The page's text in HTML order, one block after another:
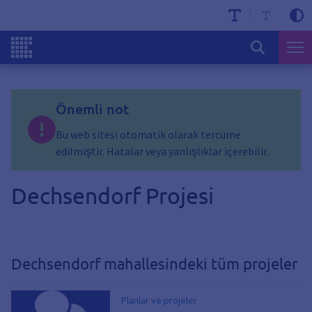
Önemli not
Bu web sitesi otomatik olarak tercüme
edilmiştir. Hatalar veya yanlışlıklar içerebilir.
Dechsendorf Projesi
Dechsendorf mahallesindeki tüm projeler
Planlar ve projeler